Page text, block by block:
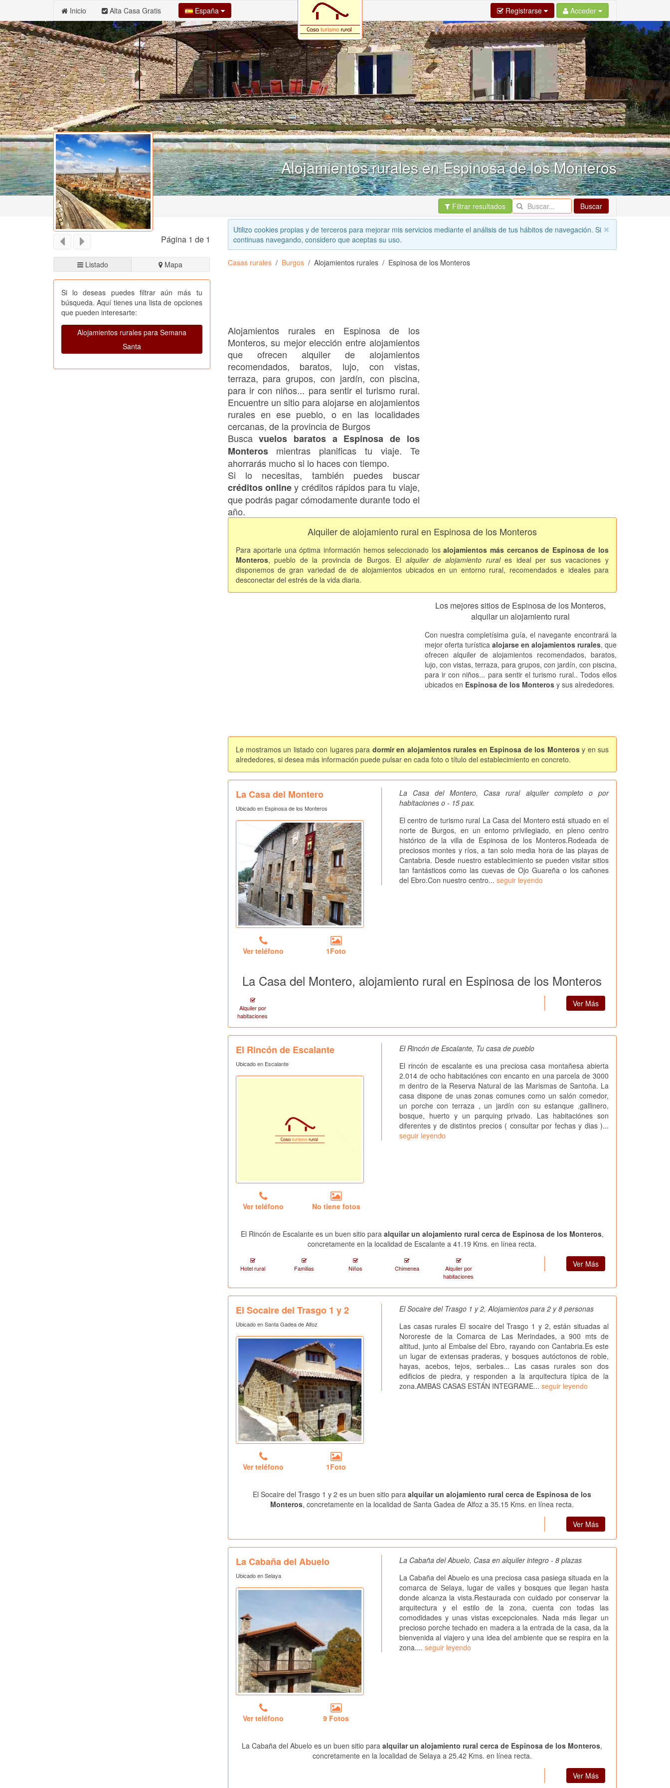
Inicio Alta Casa Gratis España Registrarse Acceder
Alojamientos rurales en Espinosa de los Monteros
Filtrar resultados Buscar
Página 1 de 1
Listado Mapa
Si lo deseas puedes filtrar aún más tu
búsqueda. Aquí tienes una lista de opciones
que pueden interesarte:
Alojamientos rurales para Semana
Santa
Utilizo cookies propias y de terceros para mejorar mis servicios mediante el análisis de tus hábitos de navegación. Si
continuas navegando, considero que aceptas su uso.
Casas rurales Burgos Alojamientos rurales Espinosa de los Monteros
Alojamientos rurales en Espinosa de los
Monteros, su mejor elección entre alojamientos
que ofrecen alquiler de alojamientos
recomendados, baratos, lujo, con vistas,
terraza, para grupos, con jardín, con piscina,
para ir con niños... para sentir el turismo rural.
Encuentre un sitio para alojarse en alojamientos
rurales en ese pueblo, o en las localidades
cercanas, de la provincia de Burgos
Buscavuelos baratos a Espinosa de los
Monterosmientras planificas tu viaje. Te
ahorrarás mucho si lo haces con tiempo.
Si lo necesitas, también puedes buscar
créditos onliney créditos rápidos para tu viaje,
que podrás pagar cómodamente durante todo el
año.
Alquiler de alojamiento rural en Espinosa de los Monteros
Para aportarle una óptima información hemos seleccionado losalojamientos más cercanos de Espinosa de los
Monteros, pueblo de la provincia de Burgos. El alquiler de alojamiento rurales ideal per sus vacaciones y
disponemos de gran variedad de de alojamientos ubicados en un entorno rural, recomendados e ideales para
desconectar del estrés de la vida diaria.
Los mejores sitios de Espinosa de los Monteros,
alquilar un alojamiento rural
Con nuestra completísima guía, el navegante encontrará la
mejor oferta turística alojarse en alojamientos rurales, que
ofrecen alquiler de alojamientos recomendados, baratos,
lujo, con vistas, terraza, para grupos, con jardín, con piscina,
para ir con niños... para sentir el turismo rural.. Todos ellos
ubicados en Espinosa de los Monterosy sus alrededores.
Le mostramos un listado con lugares para dormir en alojamientos rurales en Espinosa de los Monterosy en sus
alrededores, si desea más información puede pulsar en cada foto o título del establecimiento en concreto.
La Casa del Montero
Ubicado en Espinosa de los Monteros
Ver teléfono 1Foto
La Casa del Montero, Casa rural alquiler completo o por
habitaciones o - 15 pax.
El centro de turismo rural La Casa del Montero está situado en el
norte de Burgos, en un entorno privilegiado, en pleno centro
histórico de la villa de Espinosa de los Monteros.Rodeada de
preciosos montes y ríos, a tan solo media hora de las playas de
Cantabria. Desde nuestro establecimiento se pueden visitar sitios
tan fantásticos como las cuevas de Ojo Guareña o los cañones
del Ebro.Con nuestro centro... seguir leyendo
La Casa del Montero, alojamiento rural en Espinosa de los Monteros
Alquiler por
habitaciones
Ver Más
El Rincón de Escalante
Ubicado en Escalante
Ver teléfono No tiene fotos
El Rincón de Escalante, Tu casa de pueblo
El rincón de escalante es una preciosa casa montañesa abierta
2.014 de ocho habitaciónes con encanto en una parcela de 3000
m dentro de la Reserva Natural de las Marismas de Santoña. La
casa dispone de unas zonas comunes como un salón comedor,
un porche con terraza , un jardín con su estanque ,gallinero,
bosque, huerto y un parquing privado. Las habitaciónes son
diferentes y de distintos precios ( consultar por fechas y dias )...
seguir leyendo
El Rincón de Escalante es un buen sitio para alquilar un alojamiento rural cerca de Espinosa de los Monteros,
concretamente en la localidad de Escalante a 41.19 Kms. en línea recta.
Hotel rural Familias Niños Chimenea
Alquiler por
habitaciones
Ver Más
El Socaire del Trasgo 1 y 2
Ubicado en Santa Gadea de Alfoz
Ver teléfono 1Foto
El Socaire del Trasgo 1 y 2, Alojamientos para 2 y 8 personas
Las casas rurales El socaire del Trasgo 1 y 2, están situadas al
Nororeste de la Comarca de Las Merindades, a 900 mts de
altitud, junto al Embalse del Ebro, rayando con Cantabria.Es este
un lugar de extensas praderas, y bosques autóctonos de roble,
hayas, acebos, tejos, serbales... Las casas rurales son dos
edificios de piedra, y responden a la arquitectura típica de la
zona.AMBAS CASAS ESTÁN INTEGRAME... seguir leyendo
El Socaire del Trasgo 1 y 2 es un buen sitio paraalquilar un alojamiento rural cerca de Espinosa de los
Monteros, concretamente en la localidad de Santa Gadea de Alfoz a 35.15 Kms. en línea recta.
Ver Más
La Cabaña del Abuelo
Ubicado en Selaya
Ver teléfono 9 Fotos
La Cabaña del Abuelo, Casa en alquiler integro - 8 plazas
La Cabaña del Abuelo es una preciosa casa pasiega situada en la
comarca de Selaya, lugar de valles y bosques que llegan hasta
donde alcanza la vista.Restaurada con cuidado por conservar la
arquitectura y el estilo de la zona, cuenta con todas las
comodidades y unas vistas excepcionales. Nada más llegar un
precioso porche techado en madera a la entrada de la casa, da la
bienvenida al viajero y una idea del ambiente que se respira en la
zona.... seguir leyendo
La Cabaña del Abuelo es un buen sitio paraalquilar un alojamiento rural cerca de Espinosa de los Monteros,
concretamente en la localidad de Selaya a 25.42 Kms. en línea recta.
Ver Más